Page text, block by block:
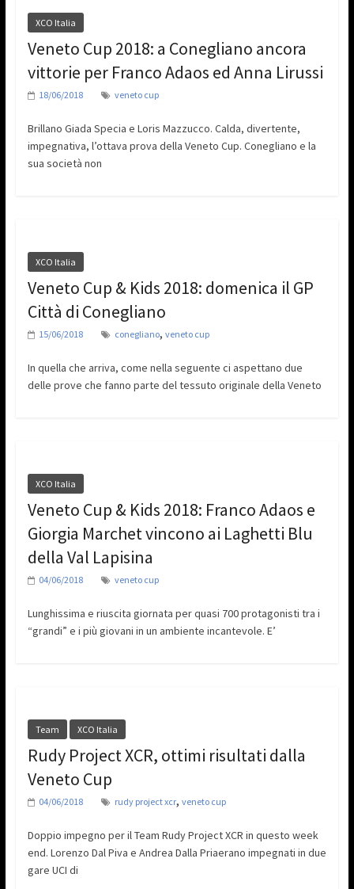
XCO Italia
Veneto Cup 2018: a Conegliano ancora
vittorie per Franco Adaos ed Anna Lirussi
18/06/2018 veneto cup
Brillano Giada Specia e Loris Mazzucco. Calda, divertente,
impegnativa, l’ottava prova della Veneto Cup. Conegliano e la
sua società non
XCO Italia
Veneto Cup & Kids 2018: domenica il GP
Città di Conegliano
15/06/2018 conegliano, veneto cup
In quella che arriva, come nella seguente ci aspettano due
delle prove che fanno parte del tessuto originale della Veneto
XCO Italia
Veneto Cup & Kids 2018: Franco Adaos e
Giorgia Marchet vincono ai Laghetti Blu
della Val Lapisina
04/06/2018 veneto cup
Lunghissima e riuscita giornata per quasi 700 protagonisti tra i
“grandi” e i più giovani in un ambiente incantevole. E’
Team XCO Italia
Rudy Project XCR, ottimi risultati dalla
Veneto Cup
04/06/2018 rudy project xcr, veneto cup
Doppio impegno per il Team Rudy Project XCR in questo week
end. Lorenzo Dal Piva e Andrea Dalla Priaerano impegnati in due
gare UCI di